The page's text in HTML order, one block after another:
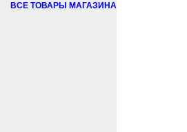
ВСЕ ТОВАРЫ МАГАЗИНА